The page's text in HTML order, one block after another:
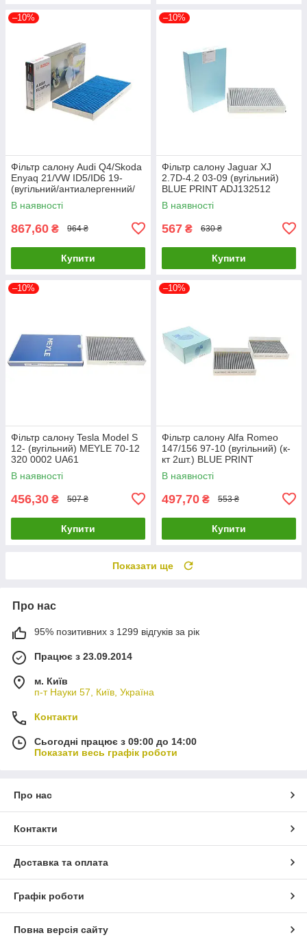
–10%
Фільтр салону Audi Q4/Skoda
Enyaq 21/VW ID5/ID6 19-
(вугільний/антиалергенний/
антибактеріал 0 986 628 585
UA61
В наявності
867,60 ₴ 964 ₴
Купити
–10%
Фільтр салону Jaguar XJ
2.7D-4.2 03-09 (вугільний)
BLUE PRINT ADJ132512
UA61
В наявності
567 ₴ 630 ₴
Купити
–10%
Фільтр салону Tesla Model S
12- (вугільний) MEYLE 70-12
320 0002 UA61
В наявності
456,30 ₴ 507 ₴
Купити
–10%
Фільтр салону Alfa Romeo
147/156 97-10 (вугільний) (к-
кт 2шт.) BLUE PRINT
ADL142518 UA61
В наявності
497,70 ₴ 553 ₴
Купити
Показати ще
Про нас
95% позитивних з 1299 відгуків за рік
Працює з 23.09.2014
м. Київ
п-т Науки 57, Київ, Україна
Контакти
Сьогодні працює з 09:00 до 14:00
Показати весь графік роботи
Про нас
Контакти
Доставка та оплата
Графік роботи
Повна версія сайту